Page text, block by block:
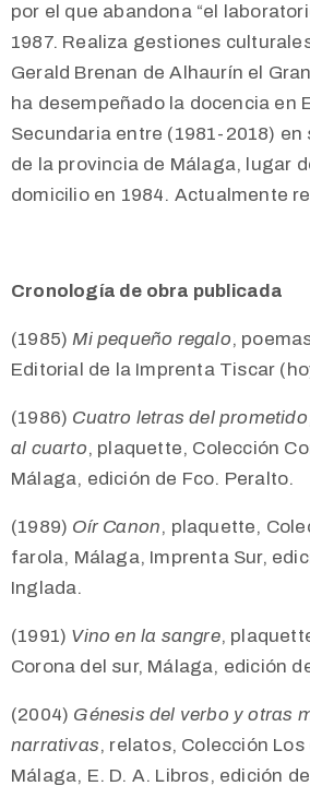
por el que abandona “el
1987. Realiza gestiones
Gerald Brenan de Alhaurín el
ha desempeñado la docencia en
Secundaria entre (1981-2018)
de la provincia de Málaga, lugar
domicilio en 1984. Actualmente
Cronología de obra publicada
(1985)Mi pequeño regalo,
Editorial de la Imprenta Tiscar
(1986) Cuatro letras del prometido
al cuarto, plaquette, Colección
Málaga, edición de Fco. Peralto.
(1989) Oír Canon, plaquette,
farola, Málaga, Imprenta Sur,
Inglada.
(1991) Vino en la sangre,
Corona del sur, Málaga, edición
(2004) Génesis del verbo y otras
narrativas, relatos, Colección
Málaga, E. D. A. Libros, edición